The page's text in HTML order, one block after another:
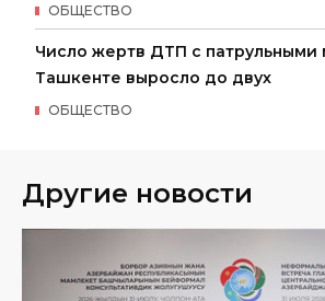
ОБЩЕСТВО
Число жертв ДТП с патрульными
Ташкенте выросло до двух
ОБЩЕСТВО
Другие новости